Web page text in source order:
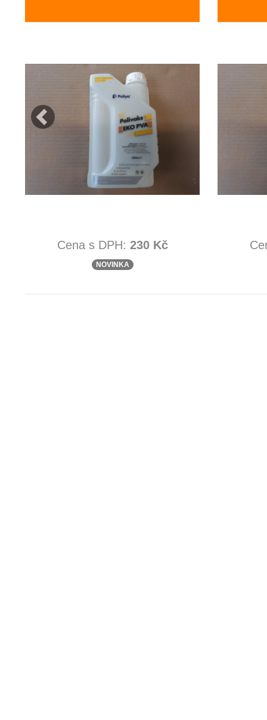
Cena s DPH: 230 Kč
NOVINKA